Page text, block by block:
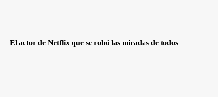
El actor de Netflix que se robó las miradas de todos